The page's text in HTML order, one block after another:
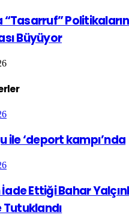
Büyüyor
ile ‘deport kampı’nda
Ettiği Bahar
Tutuklandı